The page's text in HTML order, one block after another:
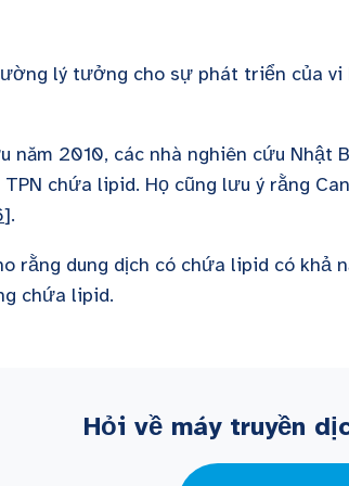
lý tưởng cho sự phát triển của vi
năm 2010, các nhà nghiên cứu Nhật
chứa lipid. Họ cũng lưu ý rằng
].
rằng dung dịch có chứa lipid có khả
chứa lipid.
Hỏi về máy truyền